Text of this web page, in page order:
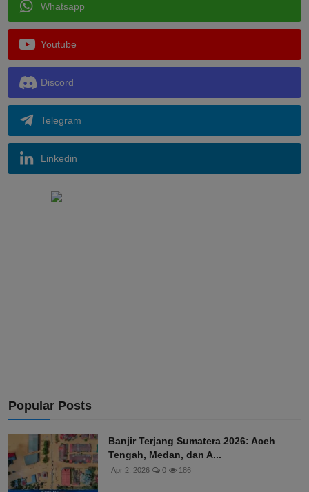
Whatsapp
Youtube
Discord
Telegram
Linkedin
Popular Posts
Banjir Terjang Sumatera 2026: Aceh
Tengah, Medan, dan A...
Apr 2, 2026 0 186